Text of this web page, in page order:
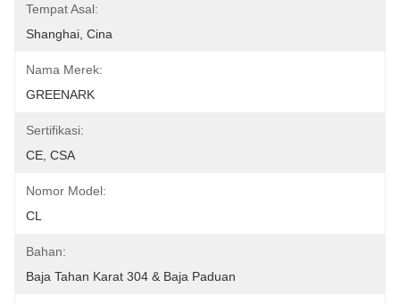
Tempat Asal:
Shanghai, Cina
Nama Merek:
GREENARK
Sertifikasi:
CE, CSA
Nomor Model:
CL
Bahan:
Baja Tahan Karat 304 & Baja Paduan